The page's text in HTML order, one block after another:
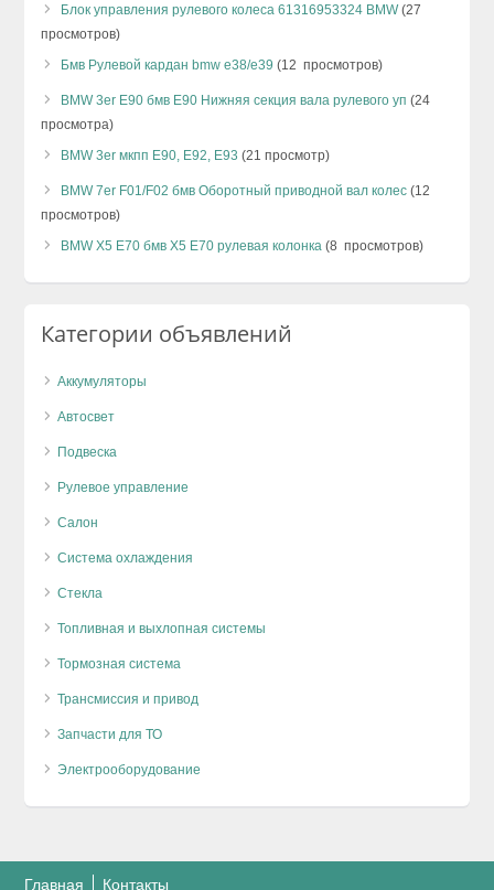
Блок управления рулевого колеса 61316953324 BMW(27
просмотров)
Бмв Рулевой кардан bmw e38/e39 (12 просмотров)
BMW 3er E90 бмв Е90 Нижняя секция вала рулевого уп (24
просмотра)
BMW 3er мкпп E90, Е92, Е93 (21 просмотр)
BMW 7er F01/F02 бмв Оборотный приводной вал колес (12
просмотров)
BMW X5 E70 бмв Х5 Е70 рулевая колонка (8 просмотров)
Категории объявлений
Аккумуляторы
Автосвет
Подвеска
Рулевое управление
Салон
Система охлаждения
Стекла
Топливная и выхлопная системы
Тормозная система
Трансмиссия и привод
Запчасти для ТО
Электрооборудование
Главная Контакты